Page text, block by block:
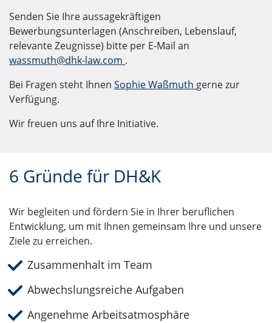
Senden Sie Ihre aussagekräftigen
Bewerbungsunterlagen (Anschreiben, Lebenslauf,
relevante Zeugnisse) bitte per E-Mail an
wassmuth@dhk-law.com .
Bei Fragen steht Ihnen Sophie Waßmuth gerne zur
Verfügung.
Wir freuen uns auf Ihre Initiative.
6 Gründe für DH&K
Wir begleiten und fördern Sie in Ihrer beruflichen
Entwicklung, um mit Ihnen gemeinsam Ihre und unsere
Ziele zu erreichen.
Zusammenhalt im Team
Abwechslungsreiche Aufgaben
Angenehme Arbeitsatmosphäre